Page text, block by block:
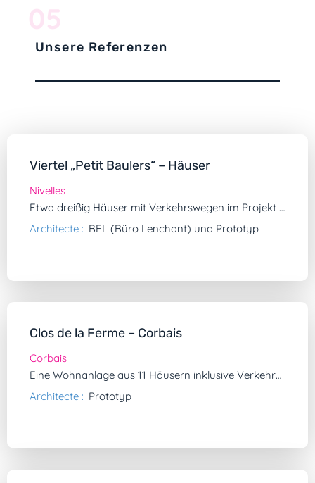
05
Unsere Referenzen
Viertel „Petit Baulers“ – Häuser
Nivelles
Etwa dreißig Häuser mit Verkehrswegen im Projekt „Campagne du Petit Baulers“.
Architecte : BEL (Büro Lenchant) und Prototyp
Clos de la Ferme – Corbais
Corbais
Eine Wohnanlage aus 11 Häusern inklusive Verkehrsflächen.
Architecte : Prototyp